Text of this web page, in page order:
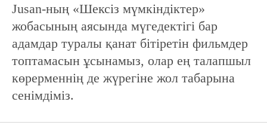
Jusan-ның «Шексіз мүмкіндіктер»
жобасының аясында мүгедектігі бар
адамдар туралы қанат бітіретін фильмдер
топтамасын ұсынамыз, олар ең талапшыл
көрерменнің де жүрегіне жол табарына
сенімдіміз.